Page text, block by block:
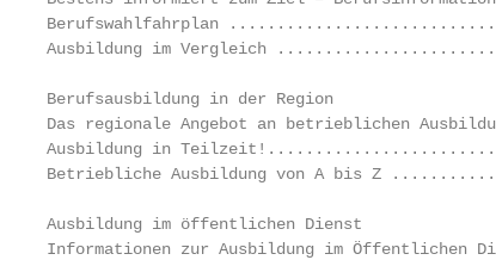
Berufswahlfahrplan
Ausbildung im Vergleich
Berufsausbildung in der Region
Das regionale Angebot an
Ausbildung in
Betriebliche Ausbildung von A
Ausbildung im öffentlichen Dienst
Informationen zur Ausbildung im